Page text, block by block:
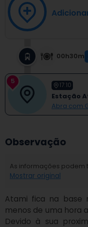
00h30m
5 17:10
Estação
Abra com
Observação
As informações podem
Mostrar original
Atami fica na base
menos de uma hora
Devido à sua